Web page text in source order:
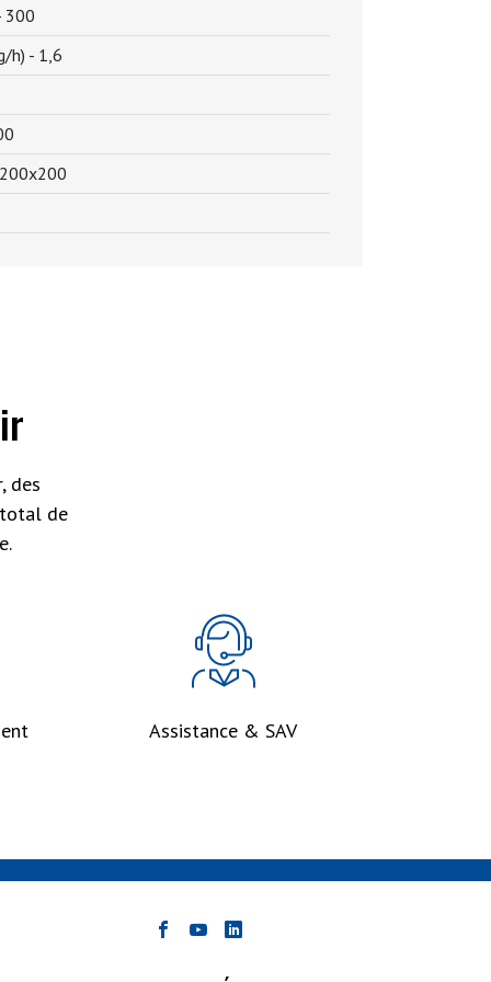
300
h) - 1,6
200x200
des
de
Assistance & SAV